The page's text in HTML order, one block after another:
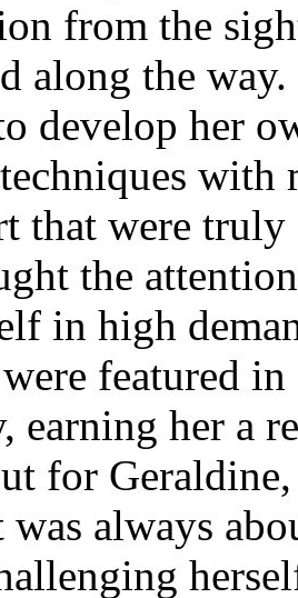
from the
along the
develop her
with
that were
the
in high
featured
earning her a
for Geraldine,
always